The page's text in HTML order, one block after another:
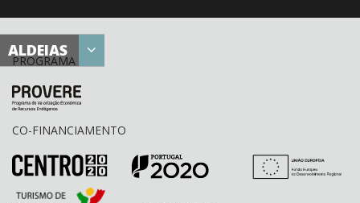
ALDEIAS
PROGRAMA
CO-FINANCIAMENTO